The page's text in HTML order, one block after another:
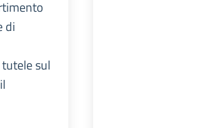
di
sul